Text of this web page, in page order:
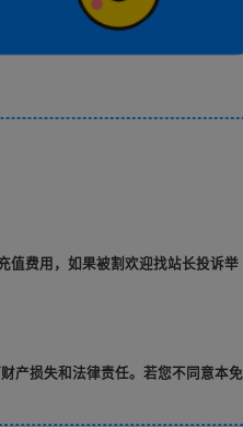
值费用，如果被割欢迎找站长投诉举
产损失和法律责任。若您不同意本免